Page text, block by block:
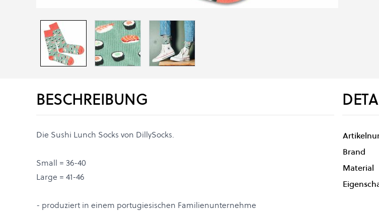
BESCHREIBUNG
Die Sushi Lunch Socks von DillySocks.
Small = 36-40
Large = 41-46
- produziert in einem portugiesischen Familienunternehme
Brand
Material